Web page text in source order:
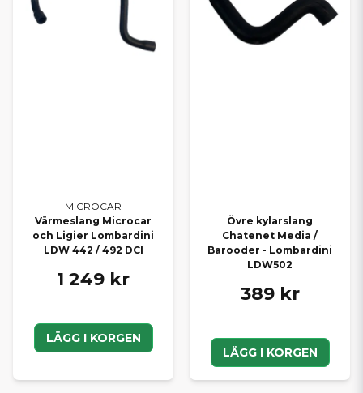
MICROCAR
Värmeslang Microcar
och Ligier Lombardini
LDW 442 / 492 DCI
1 249 kr
LÄGG I KORGEN
Övre kylarslang
Chatenet Media /
Barooder - Lombardini
LDW502
389 kr
LÄGG I KORGEN